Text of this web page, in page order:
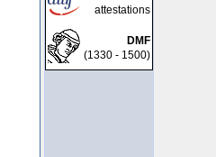
attestations
DMF
(1330 - 1500)